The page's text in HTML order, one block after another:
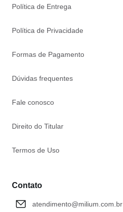
Política de Entrega
Política de Privacidade
Formas de Pagamento
Dúvidas frequentes
Fale conosco
Direito do Titular
Termos de Uso
Contato
atendimento@milium.com.br